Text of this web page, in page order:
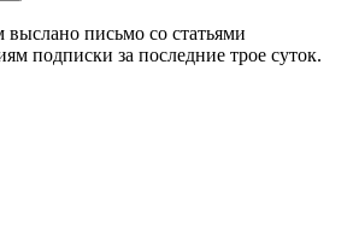
выслано письмо со статьями
подписки за последние трое суток.